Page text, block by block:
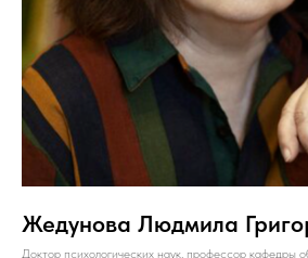
Жедунова Людмила
Доктор психологических наук, профессор кафедры